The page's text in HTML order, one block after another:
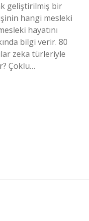
geliştirilmiş bir
hangi mesleki
hayatını
bilgi verir. 80
zeka türleriyle
Çoklu…